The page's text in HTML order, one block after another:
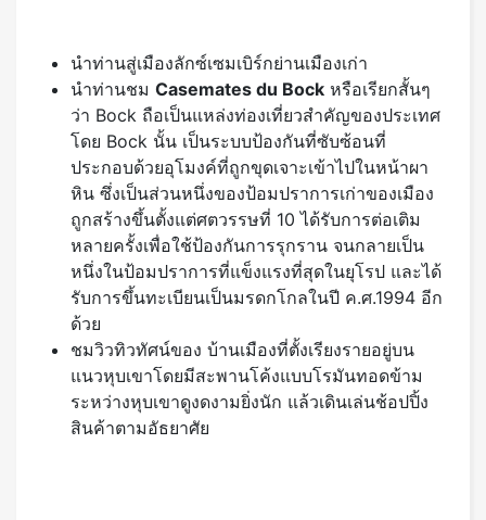
นำท่านสู่เมืองลักซ์เซมเบิร์กย่านเมืองเก่า
นำท่านชม Casemates du Bock หรือเรียกสั้นๆ
ว่า Bock ถือเป็นแหล่งท่องเที่ยวสำคัญของประเทศ
โดย Bock นั้น เป็นระบบป้องกันที่ซับซ้อนที่
ประกอบด้วยอุโมงค์ที่ถูกขุดเจาะเข้าไปในหน้าผา
หิน ซึ่งเป็นส่วนหนึ่งของป้อมปราการเก่าของเมือง
ถูกสร้างขึ้นตั้งแต่ศตวรรษที่ 10 ได้รับการต่อเติม
หลายครั้งเพื่อใช้ป้องกันการรุกราน จนกลายเป็น
หนึ่งในป้อมปราการที่แข็งแรงที่สุดในยุโรป และได้
รับการขึ้นทะเบียนเป็นมรดกโกลในปี ค.ศ.1994 อีก
ด้วย
ชมวิวทิวทัศน์ของ บ้านเมืองที่ตั้งเรียงรายอยู่บน
แนวหุบเขาโดยมีสะพานโค้งแบบโรมันทอดข้าม
ระหว่างหุบเขาดูงดงามยิ่งนัก แล้วเดินเล่นช้อปปิ้ง
สินค้าตามอัธยาศัย